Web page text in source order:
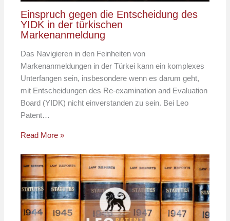
Einspruch gegen die Entscheidung des
YIDK in der türkischen
Markenanmeldung
Das Navigieren in den Feinheiten von
Markenanmeldungen in der Türkei kann ein komplexes
Unterfangen sein, insbesondere wenn es darum geht,
mit Entscheidungen des Re-examination and Evaluation
Board (YIDK) nicht einverstanden zu sein. Bei Leo
Patent…
Read More »